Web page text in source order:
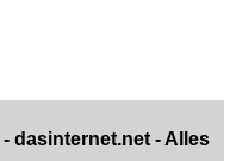
- dasinternet.net - Alles